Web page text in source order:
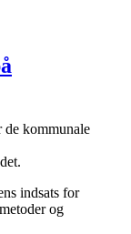
kommunale
indsats for
og